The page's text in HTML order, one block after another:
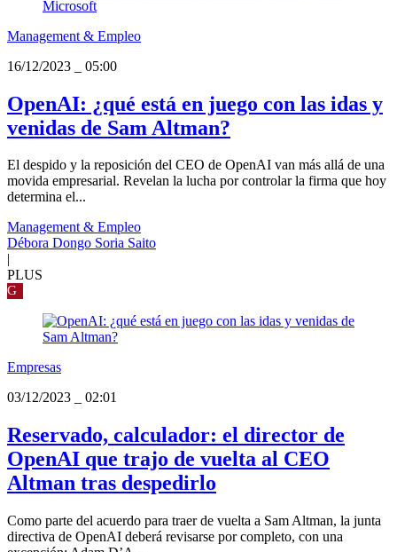
Management & Empleo
16/12/2023
05:00
OpenAI: ¿qué está en juego con las idas y
venidas de Sam Altman?
El despido y la reposición del CEO de OpenAI van más allá de una
movida empresarial. Revelan la lucha por controlar la firma que hoy
determina el...
Management & Empleo
Débora Dongo Soria Saito
|
PLUS
G
Empresas
03/12/2023
02:01
Reservado, calculador: el director de
OpenAI que trajo de vuelta al CEO
Altman tras despedirlo
Como parte del acuerdo para traer de vuelta a Sam Altman, la junta
directiva de OpenAI deberá revisarse por completo, con una